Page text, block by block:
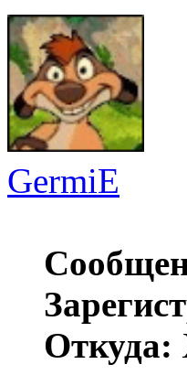
GermiE
Откуда: